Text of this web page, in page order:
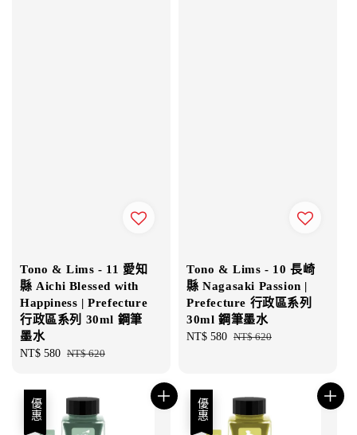
Tono & Lims - 11 愛知
縣 Aichi Blessed with
Happiness | Prefecture
行政區系列 30ml 鋼筆
墨水
Sale
NT$ 580 Regular
NT$ 620
Tono & Lims - 10 長崎
縣 Nagasaki Passion |
Prefecture 行政區系列
30ml 鋼筆墨水
Sale
NT$ 580 Regular
NT$ 620
優惠 優惠